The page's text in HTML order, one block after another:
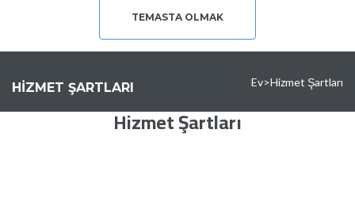
TEMASTA OLMAK
HIZMET ŞARTLARI Ev>Hizmet Şartları
Hizmet Şartları